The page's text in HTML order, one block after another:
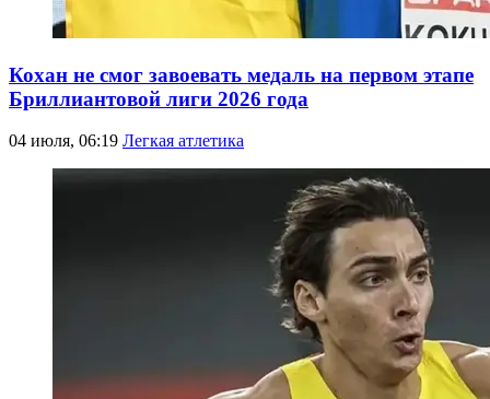
Кохан не смог завоевать медаль на первом этапе
Бриллиантовой лиги 2026 года
04 июля, 06:19 Легкая атлетика